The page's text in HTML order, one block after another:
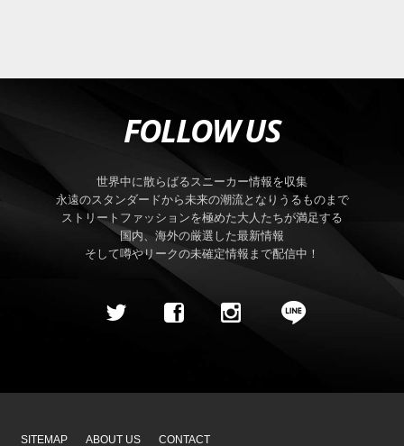
FOLLOW US
世界中に散らばるスニーカー情報を収集
永遠のスタンダードから未来の潮流となりうるものまで
ストリートファッションを極めた大人たちが満足する
国内、海外の厳選した最新情報
そして噂やリークの未確定情報まで配信中！
SITEMAP ABOUT US CONTACT